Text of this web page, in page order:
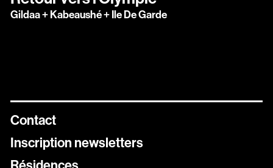
Gildaa + Kabeaushé + Ile De Garde
Contact
Inscription newsletters